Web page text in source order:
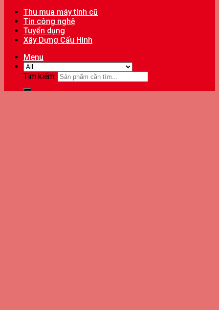
Thu mua máy tính cũ
Tin công nghệ
Tuyển dụng
Xây Dựng Cấu Hình
Menu
Tìm kiếm: